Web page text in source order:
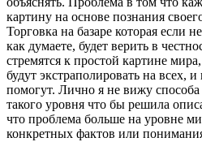
картину на основе познания
Торговка на базаре которая если
как думаете, будет верить в
стремятся к простой картине
будут экстраполировать на всех,
помогут. Лично я не вижу
такого уровня что бы решила
что проблема больше на уровне
конкретных фактов или